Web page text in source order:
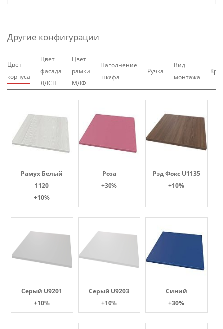
Другие конфигурации
Цвет
корпуса
Цвет
фасада
ЛДСП
Цвет
рамки
МДФ
Наполнение
шкафа
Ручка
Вид
монтажа
Рамух Белый
1120
+10%
Роза
+30%
Рэд Фокс U1135
+10%
Серый U9201
+10%
Серый U9203
+10%
Синий
+30%